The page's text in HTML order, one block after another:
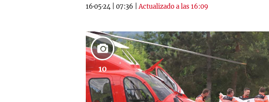
16·05·24 07:36 |Actualizado a las 16:09
10